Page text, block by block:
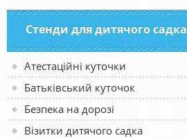
Стенди для дитячого садка
Атестаційні куточки
Батьківський куточок
Безпека на дорозі
Візитки дитячого садка